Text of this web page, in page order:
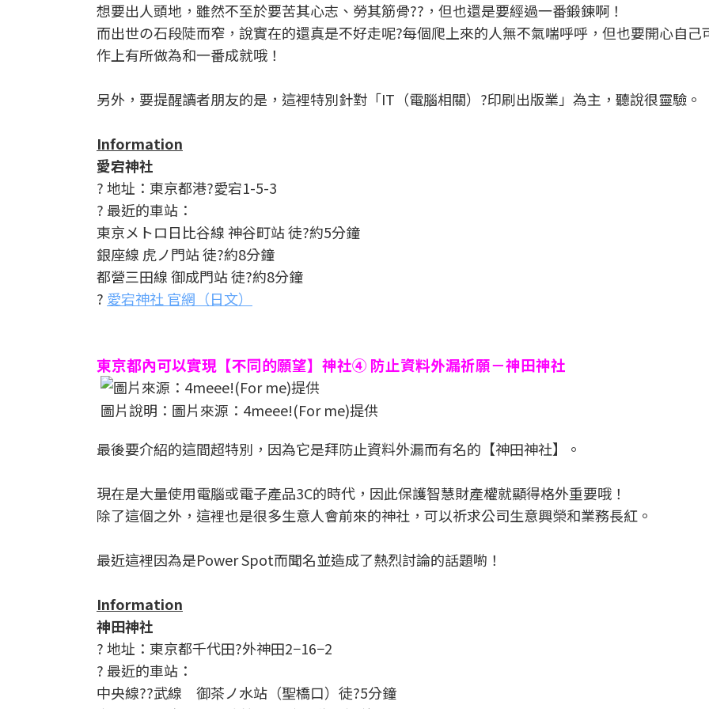
想要出人頭地，雖然不至於要苦其心志、勞其筋骨??，但也還是要經過一番鍛鍊啊！
而出世の石段陡而窄，說實在的還真是不好走呢?每個爬上來的人無不氣喘呼呼，但也要開心自己
作上有所做為和一番成就哦！
另外，要提醒讀者朋友的是，這裡特別針對「IT（電腦相關）?印刷出版業」為主，聽說很靈驗。
Information
愛宕神社
? 地址：東京都港?愛宕1-5-3
? 最近的車站：
東京メトロ日比谷線 神谷町站 徒?約5分鐘
銀座線 虎ノ門站 徒?約8分鐘
都營三田線 御成門站 徒?約8分鐘
? 愛宕神社 官網（日文）
東京都內可以實現【不同的願望】神社④ 防止資料外漏祈願－神田神社
圖片說明：圖片來源：4meee!(For me)提供
最後要介紹的這間超特別，因為它是拜防止資料外漏而有名的【神田神社】。
現在是大量使用電腦或電子產品3C的時代，因此保護智慧財產權就顯得格外重要哦！
除了這個之外，這裡也是很多生意人會前來的神社，可以祈求公司生意興榮和業務長紅。
最近這裡因為是Power Spot而聞名並造成了熱烈討論的話題喲！
Information
神田神社
? 地址：東京都千代田?外神田2−16−2
? 最近的車站：
中央線??武線 御茶ノ水站（聖橋口）徒?5分鐘